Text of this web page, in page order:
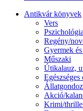
Antikvár könyvek
Vers
Pszichológia
Regény/
Gyermek
Műszaki
Útikalauz,
Egészséges
Akció/
Krimi/